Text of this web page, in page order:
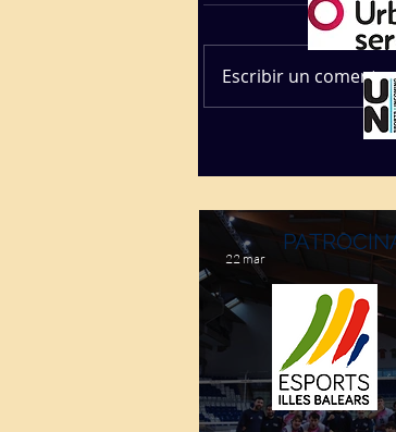
Escribir un
22 mar